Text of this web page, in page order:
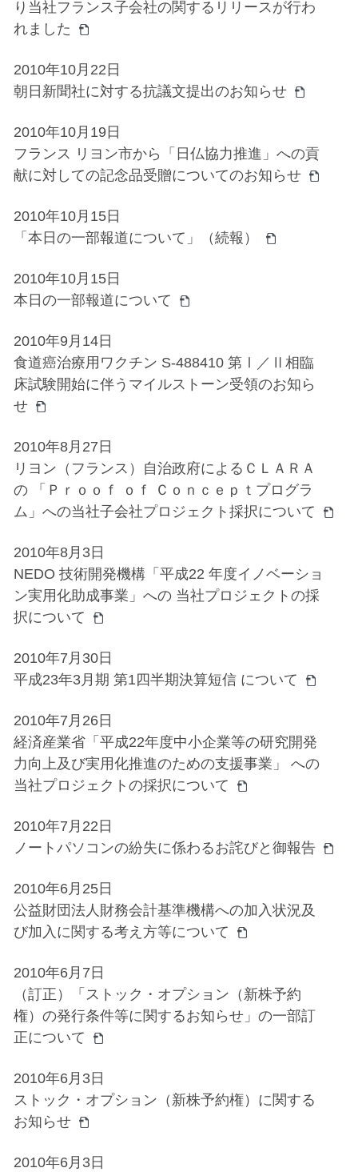
り当社フランス子会社の関するリリースが行わ
れました
2010年10月22日
朝日新聞社に対する抗議文提出のお知らせ
2010年10月19日
フランス リヨン市から「日仏協力推進」への貢
献に対しての記念品受贈についてのお知らせ
2010年10月15日
「本日の一部報道について」（続報）
2010年10月15日
本日の一部報道について
2010年9月14日
食道癌治療用ワクチン S-488410 第Ⅰ／Ⅱ相臨
床試験開始に伴うマイルストーン受領のお知ら
せ
2010年8月27日
リヨン（フランス）自治政府によるＣＬＡＲＡ
の 「Ｐｒｏｏｆ ｏｆ Ｃｏｎｃｅｐｔプログラ
ム」への当社子会社プロジェクト採択について
2010年8月3日
NEDO 技術開発機構「平成22 年度イノベーショ
ン実用化助成事業」への 当社プロジェクトの採
択について
2010年7月30日
平成23年3月期 第1四半期決算短信 について
2010年7月26日
経済産業省「平成22年度中小企業等の研究開発
力向上及び実用化推進のための支援事業」 への
当社プロジェクトの採択について
2010年7月22日
ノートパソコンの紛失に係わるお詫びと御報告
2010年6月25日
公益財団法人財務会計基準機構への加入状況及
び加入に関する考え方等について
2010年6月7日
（訂正）「ストック・オプション（新株予約
権）の発行条件等に関するお知らせ」の一部訂
正について
2010年6月3日
ストック・オプション（新株予約権）に関する
お知らせ
2010年6月3日